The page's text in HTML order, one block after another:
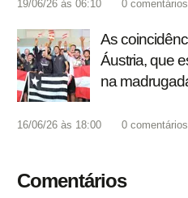
19/06/26 às 06:10 0 comentários
As
Áustria, que
na
16/06/26 às 18:00 0 comentários
Comentários